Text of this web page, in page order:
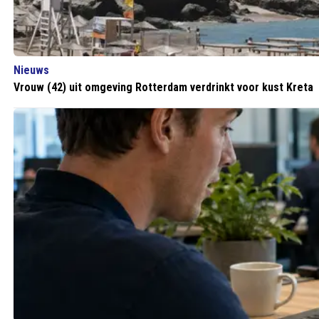
Nieuws
Vrouw (42) uit omgeving Rotterdam verdrinkt voor kust Kreta